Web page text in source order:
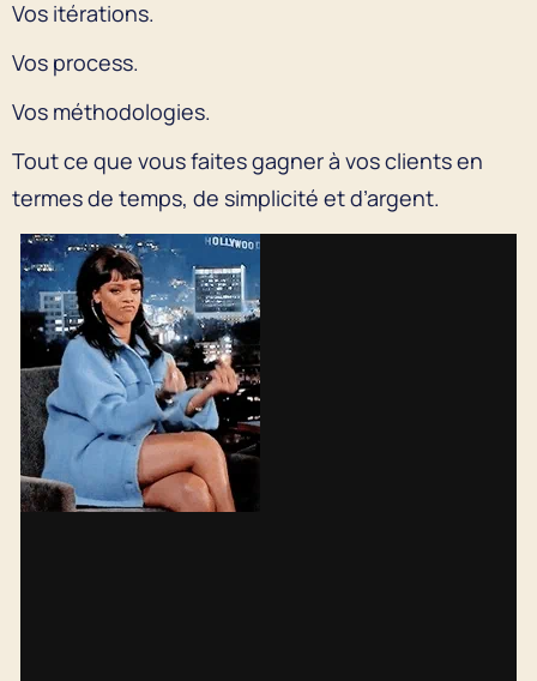
Vos itérations.
Vos process.
Vos méthodologies.
Tout ce que vous faites gagner à vos clients en
termes de temps, de simplicité et d’argent.